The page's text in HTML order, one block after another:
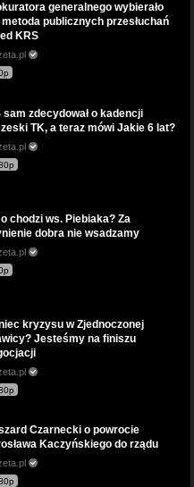
generalnego wybierało
publicznych przesłuchań
KRS
sam zdecydował o kadencji
TK, a teraz mówi Jakie 6 lat?
chodzi ws. Piebiaka? Za
dobra nie wsadzamy
kryzysu w Zjednoczonej
Jesteśmy na finiszu
Czarnecki o powrocie
Kaczyńskiego do rządu